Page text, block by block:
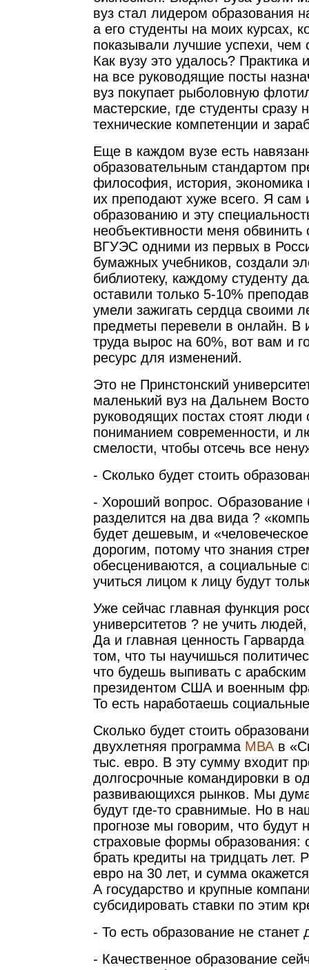
вуз стал лидером образования
а его студенты на моих курсах,
показывали лучшие успехи,
Как вузу это удалось? Практика
на все руководящие посты
вуз покупает рыболовную
мастерские, где студенты сразу
технические компетенции и
Еще в каждом вузе есть
образовательным стандартом
философия, история,
их преподают хуже всего. Я сам
образованию и эту
необъективности меня
ВГУЭС одними из первых в
бумажных учебников, создали
библиотеку, каждому студенту
оставили только 5-10%
умели зажигать сердца своими
предметы перевели в онлайн. В
труда вырос на 60%, вот вам и
ресурс для изменений.
Это не Принстонский
маленький вуз на Дальнем
руководящих постах стоят люди
пониманием современности, и
смелости, чтобы отсечь все
- Сколько будет стоить
- Хороший вопрос. Образование
разделится на два вида ?
будет дешевым, и
дорогим, потому что знания
обесцениваются, а социальные
учиться лицом к лицу будут
Уже сейчас главная функция
университетов ? не учить
Да и главная ценность
том, что ты научишься
что будешь выпивать с
президентом США и военным
То есть наработаешь
Сколько будет стоить
двухлетняя программа МВА в
тыс. евро. В эту сумму входит
долгосрочные командировки в
развивающихся рынков. Мы
будут где-то сравнимые. Но в
прогнозе мы говорим, что будут
страховые формы образования:
брать кредиты на тридцать лет.
евро на 30 лет, и сумма
А государство и крупные
субсидировать ставки по этим
- То есть образование не станет
- Качественное образование